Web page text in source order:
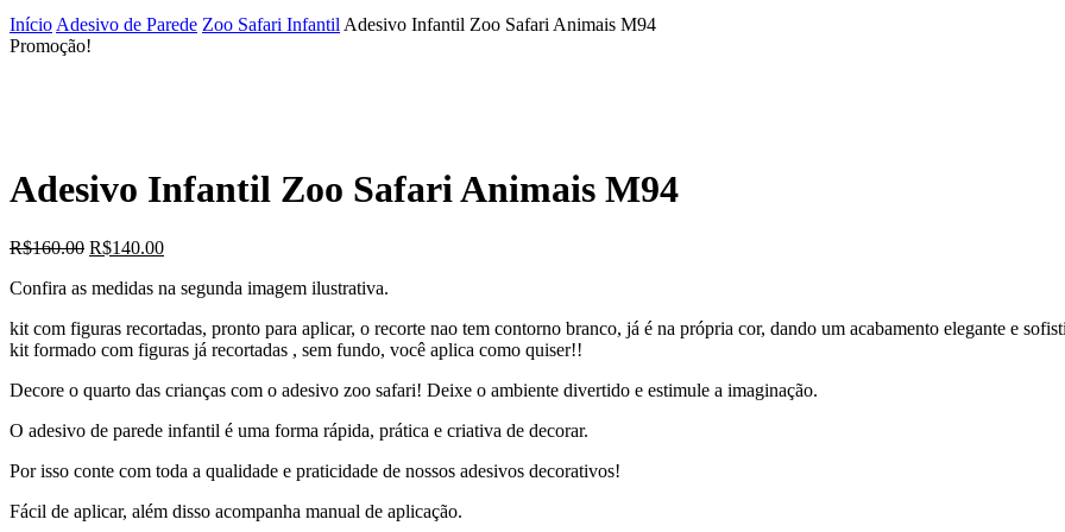
Início Adesivo de Parede Zoo Safari Infantil Adesivo Infantil Zoo Safari Animais M94
Promoção!
Adesivo Infantil Zoo Safari Animais M94
R$160.00 O
original
R$160.00.
R$140.00O
atual
R$140.00.
Confira as medidas na segunda imagem ilustrativa.
kit com figuras recortadas, pronto para aplicar, o recorte nao tem contorno branco, já é na própria cor, dando um acabamento elegante e
kit formado com figuras já recortadas , sem fundo, você aplica como quiser!!
Decore o quarto das crianças com o adesivo zoo safari! Deixe o ambiente divertido e estimule a imaginação.
O adesivo de parede infantil é uma forma rápida, prática e criativa de decorar.
Por isso conte com toda a qualidade e praticidade de nossos adesivos decorativos!
Fácil de aplicar, além disso acompanha manual de aplicação.